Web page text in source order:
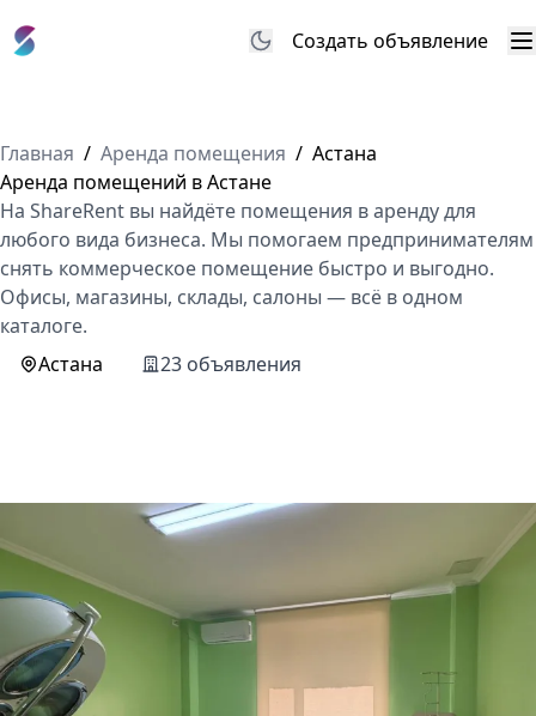
Создать объявление
Главная / Аренда помещения / Астана
Аренда помещений в Астане
На ShareRent вы найдёте помещения в аренду для
любого вида бизнеса. Мы помогаем предпринимателям
снять коммерческое помещение быстро и выгодно.
Офисы, магазины, склады, салоны — всё в одном
каталоге.
Астана
23 объявления